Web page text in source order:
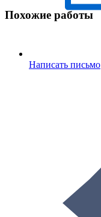
Написать письмо
Похожие работы